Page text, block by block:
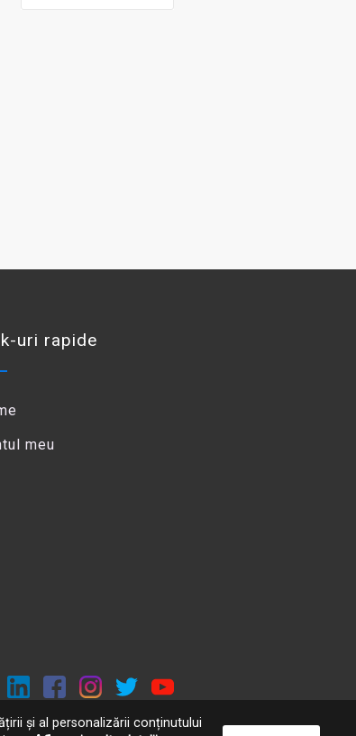
și al personalizării conținutului
uri rapide
meu